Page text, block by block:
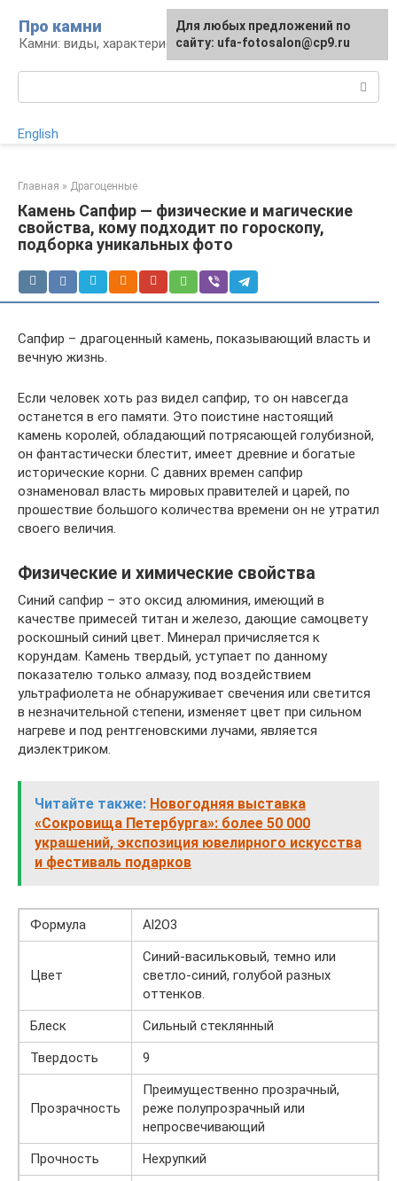
контенту
Про камни
Камни: виды, характеристики, изделия
English
Главная » Драгоценные
Камень Сапфир — физические и магические
свойства, кому подходит по гороскопу,
подборка уникальных фото
Сапфир – драгоценный камень, показывающий власть и
вечную жизнь.
Если человек хоть раз видел сапфир, то он навсегда
останется в его памяти. Это поистине настоящий
камень королей, обладающий потрясающей голубизной,
он фантастически блестит, имеет древние и богатые
исторические корни. С давних времен сапфир
ознаменовал власть мировых правителей и царей, по
прошествие большого количества времени он не утратил
своего величия.
Физические и химические свойства
Синий сапфир – это оксид алюминия, имеющий в
качестве примесей титан и железо, дающие самоцвету
роскошный синий цвет. Минерал причисляется к
корундам. Камень твердый, уступает по данному
показателю только алмазу, под воздействием
ультрафиолета не обнаруживает свечения или светится
в незначительной степени, изменяет цвет при сильном
нагреве и под рентгеновскими лучами, является
диэлектриком.
Читайте также: Новогодняя выставка
«Сокровища Петербурга»: более 50 000
украшений, экспозиция ювелирного искусства
и фестиваль подарков
Формула Al2O3
Цвет
Синий-васильковый, темно или
светло-синий, голубой разных
оттенков.
Блеск
Сильный стеклянный
Твердость
9
Прозрачность
Преимущественно прозрачный,
реже полупрозрачный или
непросвечивающий
Прочность
Нехрупкий
Для любых предложений по
сайту: ufa-fotosalon@cp9.ru